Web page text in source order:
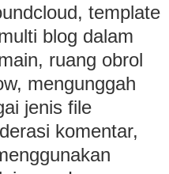
template
blog dalam
ruang obrol
mengunggah
jenis file
komentar,